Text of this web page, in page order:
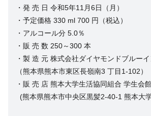
・発 売 日 令和5年11月6日（月）
・予定価格 330 ml 700 円（税込）
・アルコール分 5.0％
・販 売 数 250～300 本
・製 造 元 株式会社ダイヤモンドブルー
（熊本県熊本市東区長嶺南3 丁目1-102）
・販 売 店 熊本大学生活協同組合 学生会
(熊本県熊本市中央区黒髪2-40-1 熊本大学